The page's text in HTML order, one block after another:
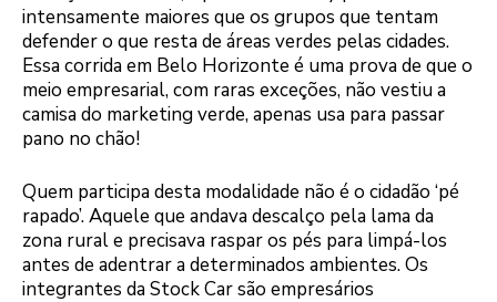
intensamente maiores que os grupos que tentam
defender o que resta de áreas verdes pelas cidades.
Essa corrida em Belo Horizonte é uma prova de que o
meio empresarial, com raras exceções, não vestiu a
camisa do marketing verde, apenas usa para passar
pano no chão!
Quem participa desta modalidade não é o cidadão ‘pé
rapado’. Aquele que andava descalço pela lama da
zona rural e precisava raspar os pés para limpá-los
antes de adentrar a determinados ambientes. Os
integrantes da Stock Car são empresários